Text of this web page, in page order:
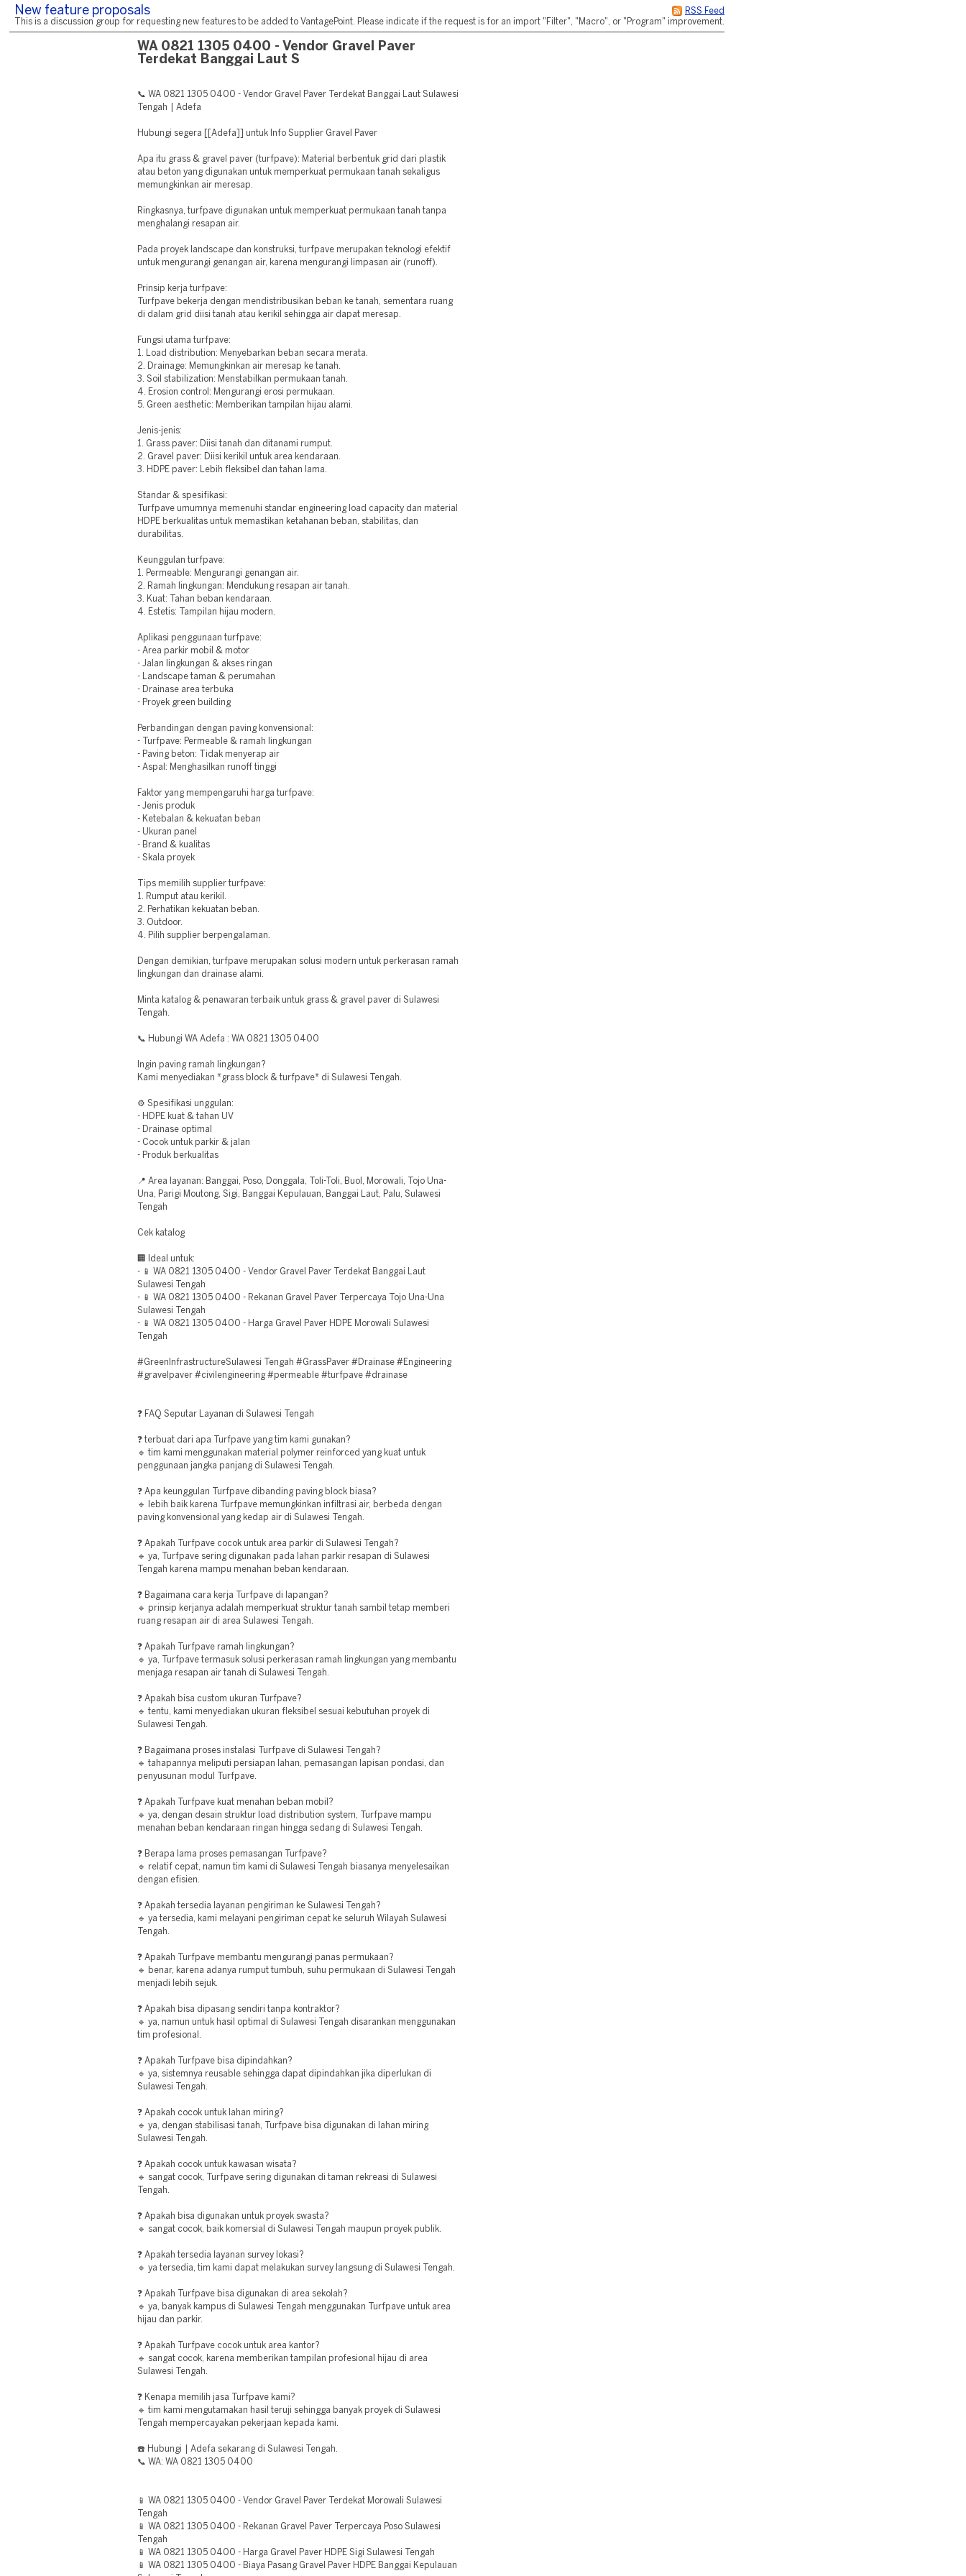
RSS Feed
New feature proposals
This is a discussion group for requesting new features to be added to VantagePoint. Please indicate if the request is for an import "Filter", "Macro", or "Program" improvement.
WA 0821 1305 0400 - Vendor Gravel Paver
Terdekat Banggai Laut S
📞 WA 0821 1305 0400 - Vendor Gravel Paver Terdekat Banggai Laut Sulawesi
Tengah | Adefa
Hubungi segera [[Adefa]] untuk Info Supplier Gravel Paver
Apa itu grass & gravel paver (turfpave): Material berbentuk grid dari plastik
atau beton yang digunakan untuk memperkuat permukaan tanah sekaligus
memungkinkan air meresap.
Ringkasnya, turfpave digunakan untuk memperkuat permukaan tanah tanpa
menghalangi resapan air.
Pada proyek landscape dan konstruksi, turfpave merupakan teknologi efektif
untuk mengurangi genangan air, karena mengurangi limpasan air (runoff).
Prinsip kerja turfpave:
Turfpave bekerja dengan mendistribusikan beban ke tanah, sementara ruang
di dalam grid diisi tanah atau kerikil sehingga air dapat meresap.
Fungsi utama turfpave:
1. Load distribution: Menyebarkan beban secara merata.
2. Drainage: Memungkinkan air meresap ke tanah.
3. Soil stabilization: Menstabilkan permukaan tanah.
4. Erosion control: Mengurangi erosi permukaan.
5. Green aesthetic: Memberikan tampilan hijau alami.
Jenis-jenis:
1. Grass paver: Diisi tanah dan ditanami rumput.
2. Gravel paver: Diisi kerikil untuk area kendaraan.
3. HDPE paver: Lebih fleksibel dan tahan lama.
Standar & spesifikasi:
Turfpave umumnya memenuhi standar engineering load capacity dan material
HDPE berkualitas untuk memastikan ketahanan beban, stabilitas, dan
durabilitas.
Keunggulan turfpave:
1. Permeable: Mengurangi genangan air.
2. Ramah lingkungan: Mendukung resapan air tanah.
3. Kuat: Tahan beban kendaraan.
4. Estetis: Tampilan hijau modern.
Aplikasi penggunaan turfpave:
- Area parkir mobil & motor
- Jalan lingkungan & akses ringan
- Landscape taman & perumahan
- Drainase area terbuka
- Proyek green building
Perbandingan dengan paving konvensional:
- Turfpave: Permeable & ramah lingkungan
- Paving beton: Tidak menyerap air
- Aspal: Menghasilkan runoff tinggi
Faktor yang mempengaruhi harga turfpave:
- Jenis produk
- Ketebalan & kekuatan beban
- Ukuran panel
- Brand & kualitas
- Skala proyek
Tips memilih supplier turfpave:
1. Rumput atau kerikil.
2. Perhatikan kekuatan beban.
3. Outdoor.
4. Pilih supplier berpengalaman.
Dengan demikian, turfpave merupakan solusi modern untuk perkerasan ramah
lingkungan dan drainase alami.
Minta katalog & penawaran terbaik untuk grass & gravel paver di Sulawesi
Tengah.
📞 Hubungi WA Adefa : WA 0821 1305 0400
Ingin paving ramah lingkungan?
Kami menyediakan *grass block & turfpave* di Sulawesi Tengah.
⚙️ Spesifikasi unggulan:
- HDPE kuat & tahan UV
- Drainase optimal
- Cocok untuk parkir & jalan
- Produk berkualitas
📍 Area layanan: Banggai, Poso, Donggala, Toli-Toli, Buol, Morowali, Tojo Una-
Una, Parigi Moutong, Sigi, Banggai Kepulauan, Banggai Laut, Palu, Sulawesi
Tengah
Cek katalog
🏢 Ideal untuk:
- 📱 WA 0821 1305 0400 - Vendor Gravel Paver Terdekat Banggai Laut
Sulawesi Tengah
- 📱 WA 0821 1305 0400 - Rekanan Gravel Paver Terpercaya Tojo Una-Una
Sulawesi Tengah
- 📱 WA 0821 1305 0400 - Harga Gravel Paver HDPE Morowali Sulawesi
Tengah
#GreenInfrastructureSulawesi Tengah #GrassPaver #Drainase #Engineering
#gravelpaver #civilengineering #permeable #turfpave #drainase
❓ FAQ Seputar Layanan di Sulawesi Tengah
❓ terbuat dari apa Turfpave yang tim kami gunakan?
🔹 tim kami menggunakan material polymer reinforced yang kuat untuk
penggunaan jangka panjang di Sulawesi Tengah.
❓ Apa keunggulan Turfpave dibanding paving block biasa?
🔹 lebih baik karena Turfpave memungkinkan infiltrasi air, berbeda dengan
paving konvensional yang kedap air di Sulawesi Tengah.
❓ Apakah Turfpave cocok untuk area parkir di Sulawesi Tengah?
🔹 ya, Turfpave sering digunakan pada lahan parkir resapan di Sulawesi
Tengah karena mampu menahan beban kendaraan.
❓ Bagaimana cara kerja Turfpave di lapangan?
🔹 prinsip kerjanya adalah memperkuat struktur tanah sambil tetap memberi
ruang resapan air di area Sulawesi Tengah.
❓ Apakah Turfpave ramah lingkungan?
🔹 ya, Turfpave termasuk solusi perkerasan ramah lingkungan yang membantu
menjaga resapan air tanah di Sulawesi Tengah.
❓ Apakah bisa custom ukuran Turfpave?
🔹 tentu, kami menyediakan ukuran fleksibel sesuai kebutuhan proyek di
Sulawesi Tengah.
❓ Bagaimana proses instalasi Turfpave di Sulawesi Tengah?
🔹 tahapannya meliputi persiapan lahan, pemasangan lapisan pondasi, dan
penyusunan modul Turfpave.
❓ Apakah Turfpave kuat menahan beban mobil?
🔹 ya, dengan desain struktur load distribution system, Turfpave mampu
menahan beban kendaraan ringan hingga sedang di Sulawesi Tengah.
❓ Berapa lama proses pemasangan Turfpave?
🔹 relatif cepat, namun tim kami di Sulawesi Tengah biasanya menyelesaikan
dengan efisien.
❓ Apakah tersedia layanan pengiriman ke Sulawesi Tengah?
🔹 ya tersedia, kami melayani pengiriman cepat ke seluruh Wilayah Sulawesi
Tengah.
❓ Apakah Turfpave membantu mengurangi panas permukaan?
🔹 benar, karena adanya rumput tumbuh, suhu permukaan di Sulawesi Tengah
menjadi lebih sejuk.
❓ Apakah bisa dipasang sendiri tanpa kontraktor?
🔹 ya, namun untuk hasil optimal di Sulawesi Tengah disarankan menggunakan
tim profesional.
❓ Apakah Turfpave bisa dipindahkan?
🔹 ya, sistemnya reusable sehingga dapat dipindahkan jika diperlukan di
Sulawesi Tengah.
❓ Apakah cocok untuk lahan miring?
🔹 ya, dengan stabilisasi tanah, Turfpave bisa digunakan di lahan miring
Sulawesi Tengah.
❓ Apakah cocok untuk kawasan wisata?
🔹 sangat cocok, Turfpave sering digunakan di taman rekreasi di Sulawesi
Tengah.
❓ Apakah bisa digunakan untuk proyek swasta?
🔹 sangat cocok, baik komersial di Sulawesi Tengah maupun proyek publik.
❓ Apakah tersedia layanan survey lokasi?
🔹 ya tersedia, tim kami dapat melakukan survey langsung di Sulawesi Tengah.
❓ Apakah Turfpave bisa digunakan di area sekolah?
🔹 ya, banyak kampus di Sulawesi Tengah menggunakan Turfpave untuk area
hijau dan parkir.
❓ Apakah Turfpave cocok untuk area kantor?
🔹 sangat cocok, karena memberikan tampilan profesional hijau di area
Sulawesi Tengah.
❓ Kenapa memilih jasa Turfpave kami?
🔹 tim kami mengutamakan hasil teruji sehingga banyak proyek di Sulawesi
Tengah mempercayakan pekerjaan kepada kami.
☎️ Hubungi | Adefa sekarang di Sulawesi Tengah.
📞 WA: WA 0821 1305 0400
📱 WA 0821 1305 0400 - Vendor Gravel Paver Terdekat Morowali Sulawesi
Tengah
📱 WA 0821 1305 0400 - Rekanan Gravel Paver Terpercaya Poso Sulawesi
Tengah
📱 WA 0821 1305 0400 - Harga Gravel Paver HDPE Sigi Sulawesi Tengah
📱 WA 0821 1305 0400 - Biaya Pasang Gravel Paver HDPE Banggai Kepulauan